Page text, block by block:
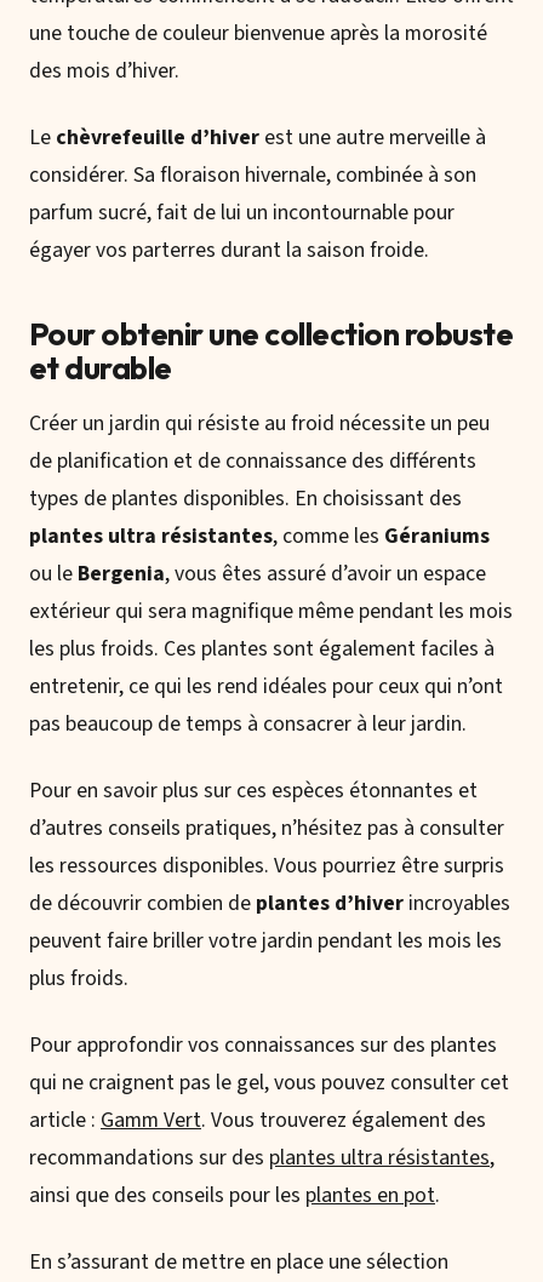
une touche de couleur bienvenue après la morosité
des mois d’hiver.
Le chèvrefeuille d’hiver est une autre merveille à
considérer. Sa floraison hivernale, combinée à son
parfum sucré, fait de lui un incontournable pour
égayer vos parterres durant la saison froide.
Pour obtenir une collection robuste
et durable
Créer un jardin qui résiste au froid nécessite un peu
de planification et de connaissance des différents
types de plantes disponibles. En choisissant des
plantes ultra résistantes, comme les Géraniums
ou le Bergenia, vous êtes assuré d’avoir un espace
extérieur qui sera magnifique même pendant les mois
les plus froids. Ces plantes sont également faciles à
entretenir, ce qui les rend idéales pour ceux qui n’ont
pas beaucoup de temps à consacrer à leur jardin.
Pour en savoir plus sur ces espèces étonnantes et
d’autres conseils pratiques, n’hésitez pas à consulter
les ressources disponibles. Vous pourriez être surpris
de découvrir combien de plantes d’hiver incroyables
peuvent faire briller votre jardin pendant les mois les
plus froids.
Pour approfondir vos connaissances sur des plantes
qui ne craignent pas le gel, vous pouvez consulter cet
article : Gamm Vert. Vous trouverez également des
recommandations sur des plantes ultra résistantes,
ainsi que des conseils pour les plantes en pot.
En s’assurant de mettre en place une sélection